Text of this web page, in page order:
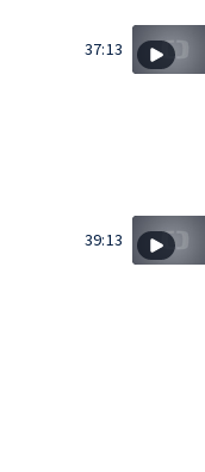
37:13
39:13